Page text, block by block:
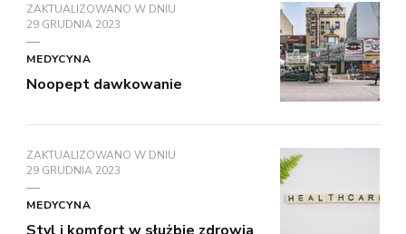
ZAKTUALIZOWANO W DNIU
29 GRUDNIA 2023
MEDYCYNA
Noopept dawkowanie
ZAKTUALIZOWANO W DNIU
29 GRUDNIA 2023
MEDYCYNA